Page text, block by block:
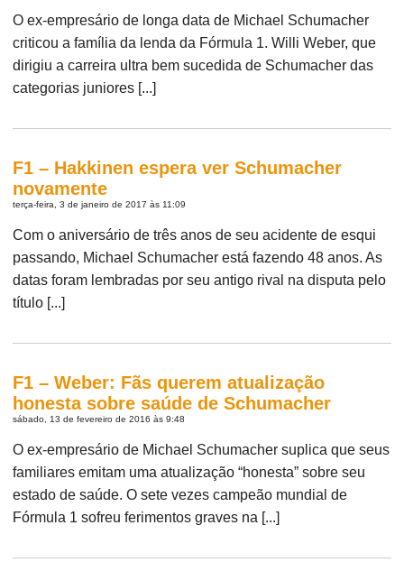
O ex-empresário de longa data de Michael Schumacher
criticou a família da lenda da Fórmula 1. Willi Weber, que
dirigiu a carreira ultra bem sucedida de Schumacher das
categorias juniores [...]
F1 – Hakkinen espera ver Schumacher
novamente
terça-feira, 3 de janeiro de 2017 às 11:09
Com o aniversário de três anos de seu acidente de esqui
passando, Michael Schumacher está fazendo 48 anos. As
datas foram lembradas por seu antigo rival na disputa pelo
título [...]
F1 – Weber: Fãs querem atualização
honesta sobre saúde de Schumacher
sábado, 13 de fevereiro de 2016 às 9:48
O ex-empresário de Michael Schumacher suplica que seus
familiares emitam uma atualização “honesta” sobre seu
estado de saúde. O sete vezes campeão mundial de
Fórmula 1 sofreu ferimentos graves na [...]